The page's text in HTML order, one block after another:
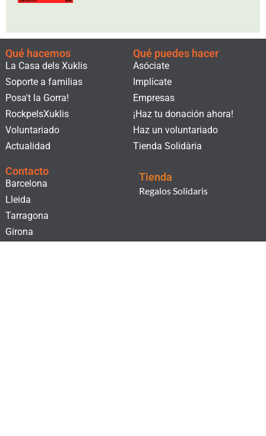
Qué hacemos
La Casa dels Xuklis
Soporte a familias
Posa't la Gorra!
RockpelsXuklis
Voluntariado
Actualidad
Qué puedes hacer
Asóciate
Implícate
Empresas
¡Haz tu donación ahora!
Haz un voluntariado
Tienda Solidària
Contacto
Barcelona
Lleida
Tarragona
Girona
Tienda
Regalos Solidaris